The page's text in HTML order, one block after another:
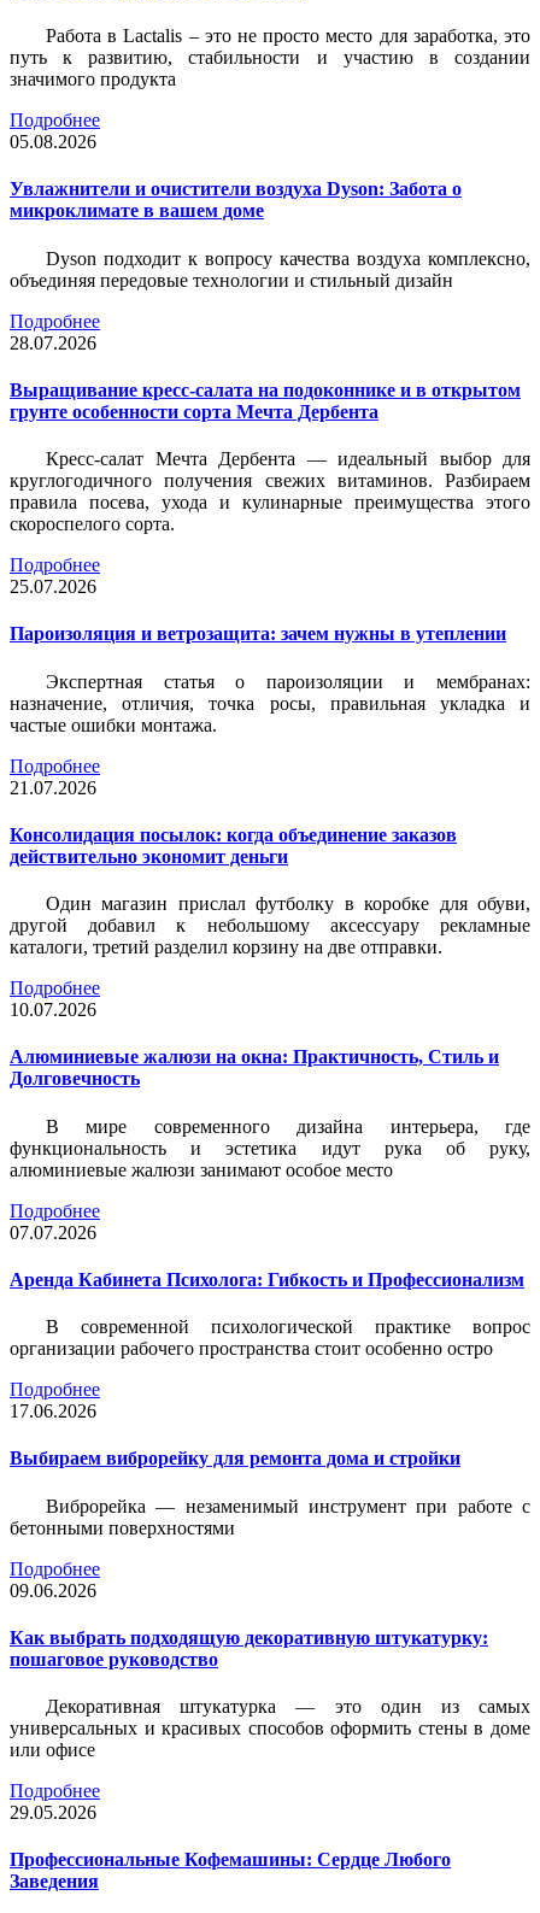
Работа в Lactalis – это не просто место для заработка, это
путь к развитию, стабильности и участию в создании
значимого продукта
Подробнее
05.08.2026
Увлажнители и очистители воздуха Dyson: Забота о
микроклимате в вашем доме
Dyson подходит к вопросу качества воздуха комплексно,
объединяя передовые технологии и стильный дизайн
Подробнее
28.07.2026
Выращивание кресс-салата на подоконнике и в открытом
грунте особенности сорта Мечта Дербента
Кресс-салат Мечта Дербента — идеальный выбор для
круглогодичного получения свежих витаминов. Разбираем
правила посева, ухода и кулинарные преимущества этого
скороспелого сорта.
Подробнее
25.07.2026
Пароизоляция и ветрозащита: зачем нужны в утеплении
Экспертная статья о пароизоляции и мембранах:
назначение, отличия, точка росы, правильная укладка и
частые ошибки монтажа.
Подробнее
21.07.2026
Консолидация посылок: когда объединение заказов
действительно экономит деньги
Один магазин прислал футболку в коробке для обуви,
другой добавил к небольшому аксессуару рекламные
каталоги, третий разделил корзину на две отправки.
Подробнее
10.07.2026
Алюминиевые жалюзи на окна: Практичность, Стиль и
Долговечность
В мире современного дизайна интерьера, где
функциональность и эстетика идут рука об руку,
алюминиевые жалюзи занимают особое место
Подробнее
07.07.2026
Аренда Кабинета Психолога: Гибкость и Профессионализм
В современной психологической практике вопрос
организации рабочего пространства стоит особенно остро
Подробнее
17.06.2026
Выбираем виброрейку для ремонта дома и стройки
Виброрейка — незаменимый инструмент при работе с
бетонными поверхностями
Подробнее
09.06.2026
Как выбрать подходящую декоративную штукатурку:
пошаговое руководство
Декоративная штукатурка — это один из самых
универсальных и красивых способов оформить стены в доме
или офисе
Подробнее
29.05.2026
Профессиональные Кофемашины: Сердце Любого
Заведения